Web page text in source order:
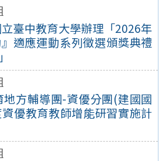
臺中教育大學辦理「2026年
』適應運動系列徵選頒獎典禮
方輔導團-資優分團(建國國
優教育教師增能研習實施計